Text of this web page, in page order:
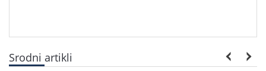
Srodni artikli